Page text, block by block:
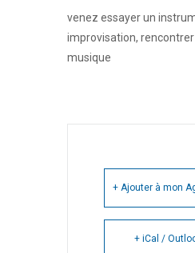
venez essayer un
improvisation, rencontrer
musique
+ Ajouter à mon
+ iCal /